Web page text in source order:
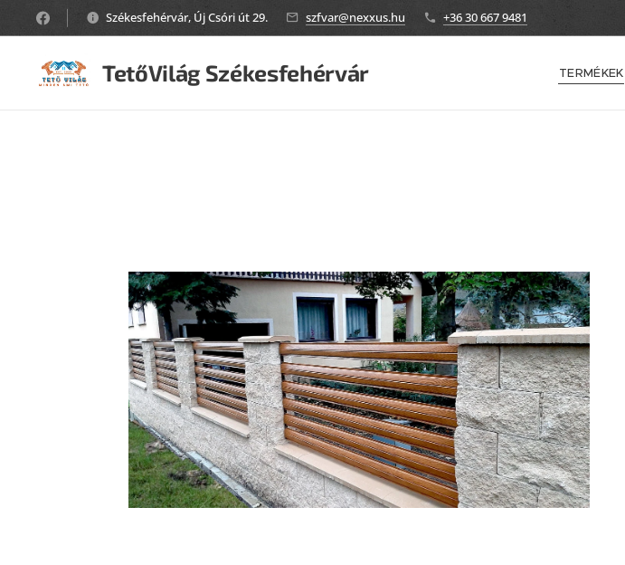
Székesfehérvár, Új Csóri út 29. szfvar@nexxus.hu +36 30 667 9481
TetőVilág Székesfehérvár TERMÉKEK